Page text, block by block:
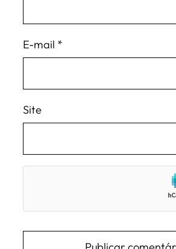
E-mail *
Site